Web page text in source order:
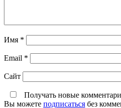
Имя *
Email *
Сайт
Получать новые
Вы можете подписаться без